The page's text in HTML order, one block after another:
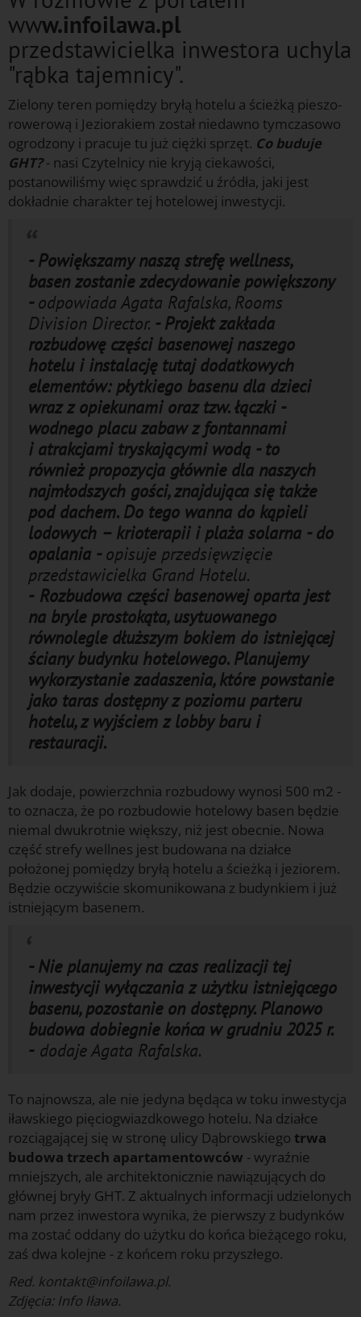
www.infoilawa.pl
przedstawicielka inwestora uchyla
"rąbka tajemnicy".
Zielony teren pomiędzy bryłą hotelu a ścieżką pieszo-
rowerową i Jeziorakiem został niedawno tymczasowo
ogrodzony i pracuje tu już ciężki sprzęt. Co buduje
GHT?- nasi Czytelnicy nie kryją ciekawości,
postanowiliśmy więc sprawdzić u źródła, jaki jest
dokładnie charakter tej hotelowej inwestycji.
- Powiększamy naszą strefę wellness,
basen zostanie zdecydowanie powiększony
-odpowiada Agata Rafalska, Rooms
Division Director. - Projekt zakłada
rozbudowę części basenowej naszego
hotelu i instalację tutaj dodatkowych
elementów: płytkiego basenu dla dzieci
wraz z opiekunami oraz tzw. łączki -
wodnego placu zabaw z fontannami
i atrakcjami tryskającymi wodą - to
również propozycja głównie dla naszych
najmłodszych gości, znajdująca się także
pod dachem. Do tego wanna do kąpieli
lodowych – krioterapii i plaża solarna - do
opalania -opisuje przedsięwzięcie
przedstawicielka Grand Hotelu.
- Rozbudowa części basenowej oparta jest
na bryle prostokąta, usytuowanego
równolegle dłuższym bokiem do istniejącej
ściany budynku hotelowego. Planujemy
wykorzystanie zadaszenia, które powstanie
jako taras dostępny z poziomu parteru
hotelu, z wyjściem z lobby baru i
restauracji.
Jak dodaje, powierzchnia rozbudowy wynosi 500 m2 -
to oznacza, że po rozbudowie hotelowy basen będzie
niemal dwukrotnie większy, niż jest obecnie. Nowa
część strefy wellnes jest budowana na działce
położonej pomiędzy bryłą hotelu a ścieżką i jeziorem.
Będzie oczywiście skomunikowana z budynkiem i już
istniejącym basenem.
- Nie planujemy na czas realizacji tej
inwestycji wyłączania z użytku istniejącego
basenu, pozostanie on dostępny. Planowo
budowa dobiegnie końca w grudniu 2025 r.
- dodaje Agata Rafalska.
To najnowsza, ale nie jedyna będąca w toku inwestycja
iławskiego pięciogwiazdkowego hotelu. Na działce
rozciągającej się w stronę ulicy Dąbrowskiego trwa
budowa trzech apartamentowców - wyraźnie
mniejszych, ale architektonicznie nawiązujących do
głównej bryły GHT. Z aktualnych informacji udzielonych
nam przez inwestora wynika, że pierwszy z budynków
ma zostać oddany do użytku do końca bieżącego roku,
zaś dwa kolejne - z końcem roku przyszłego.
Red. kontakt@infoilawa.pl.
Zdjęcia: Info Iława.